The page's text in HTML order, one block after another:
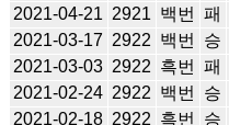
2021-04-21 2921 백번 패
2021-03-17 2922 백번 승
2021-03-03 2922 흑번 패
2021-02-24 2922 백번 승
2021-02-18 2922 흑번 승